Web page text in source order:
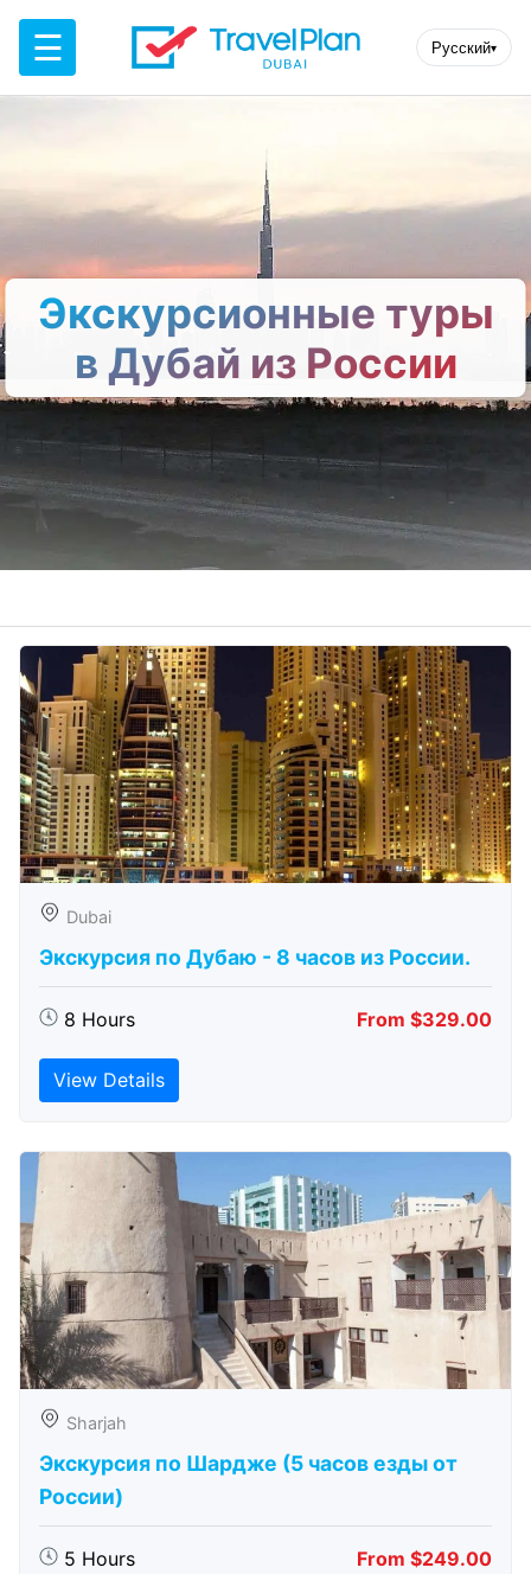
☰ Русский▾
Экскурсионные туры
в Дубай из России
Dubai
Экскурсия по Дубаю - 8 часов из России.
8 Hours From $329.00
View Details
Sharjah
Экскурсия по Шардже (5 часов езды от
России)
5 Hours From $249.00